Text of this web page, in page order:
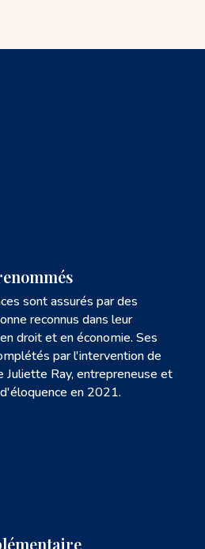
sont assurés par des
reconnus dans leur
droit et en économie. Ses
par l'intervention de
Ray, entrepreneuse et
en 2021.